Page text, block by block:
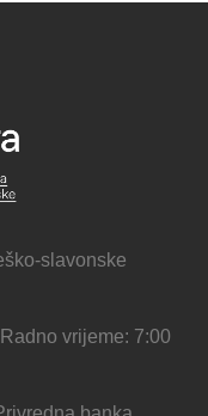
slavonske
vrijeme: 7:00